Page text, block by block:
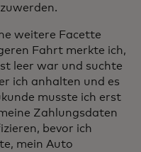
weitere Facette
Fahrt merkte ich,
leer war und suchte
ich anhalten und es
musste ich erst
Zahlungsdaten
bevor ich
mein Auto